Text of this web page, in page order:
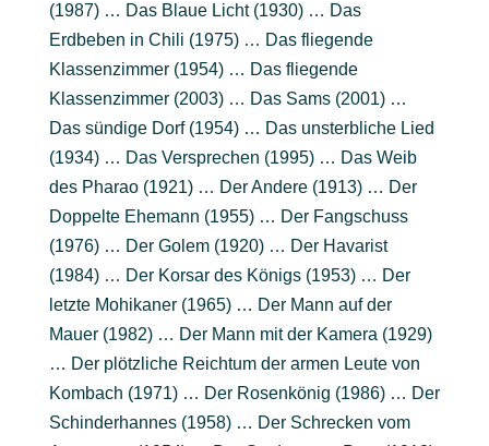
(1987) … Das Blaue Licht (1930) … Das
Erdbeben in Chili (1975) … Das fliegende
Klassenzimmer (1954) … Das fliegende
Klassenzimmer (2003) … Das Sams (2001) …
Das sündige Dorf (1954) … Das unsterbliche Lied
(1934) … Das Versprechen (1995) … Das Weib
des Pharao (1921) … Der Andere (1913) … Der
Doppelte Ehemann (1955) … Der Fangschuss
(1976) … Der Golem (1920) … Der Havarist
(1984) … Der Korsar des Königs (1953) … Der
letzte Mohikaner (1965) … Der Mann auf der
Mauer (1982) … Der Mann mit der Kamera (1929)
… Der plötzliche Reichtum der armen Leute von
Kombach (1971) … Der Rosenkönig (1986) … Der
Schinderhannes (1958) … Der Schrecken vom